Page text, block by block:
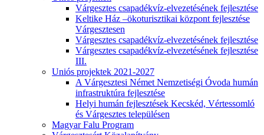
Várgesztes csapadékvíz-elvezetésének fejlesztése
Keltike Ház –ökoturisztikai központ fejlesztése
Várgesztesen
Várgesztes csapadékvíz-elvezetésének fejlesztése
Várgesztes csapadékvíz-elvezetésének fejlesztése
III.
Uniós projektek 2021-2027
A Várgesztesi Német Nemzetiségi Óvoda humán
infrastruktúra fejlesztése
Helyi humán fejlesztések Kecskéd, Vértessomló
és Várgesztes településen
Magyar Falu Program